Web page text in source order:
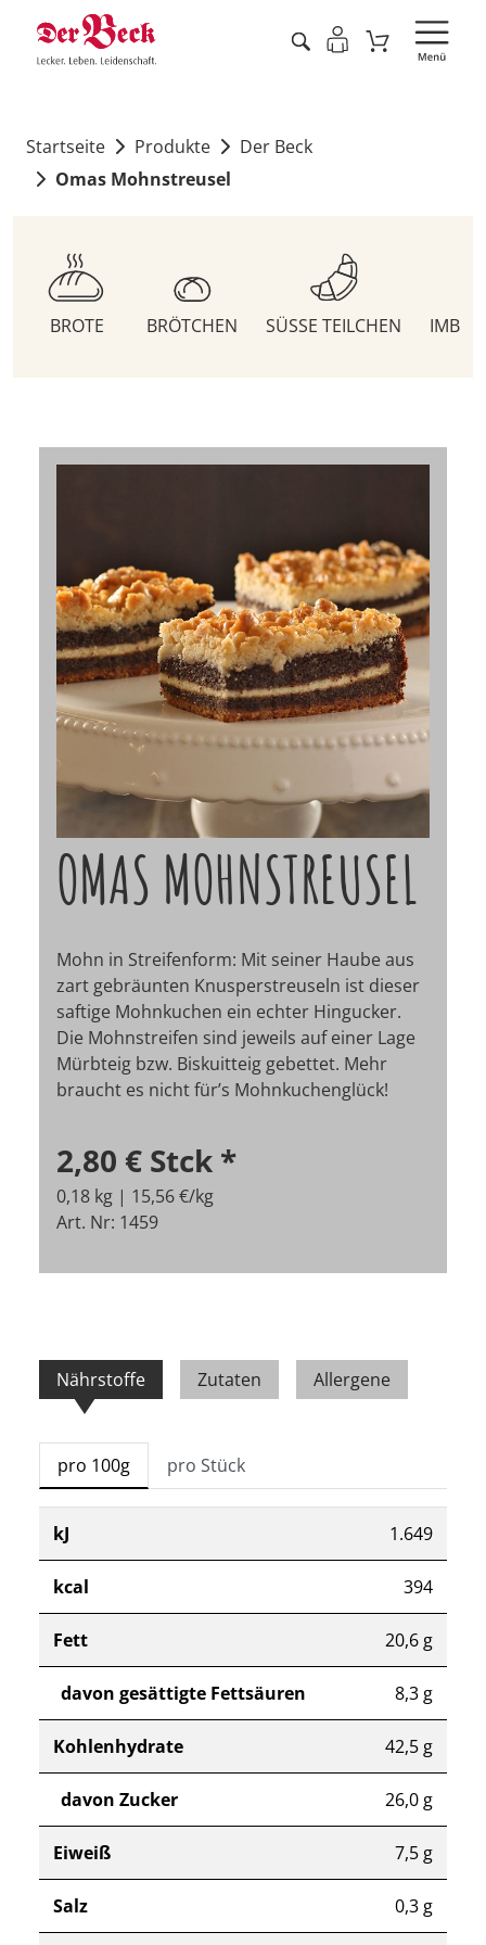
Startseite Produkte
Der Beck
Omas Mohnstreusel
BROTE BRÖTCHEN SÜSSE TEILCHEN
OMAS MOHNSTREUSEL
Mohn in Streifenform: Mit seiner Haube aus
zart gebräunten Knusperstreuseln ist dieser
saftige Mohnkuchen ein echter Hingucker.
Die Mohnstreifen sind jeweils auf einer Lage
Mürbteig bzw. Biskuitteig gebettet. Mehr
braucht es nicht für’s Mohnkuchenglück!
2,80 € Stck *
0,18 kg | 15,56 €/kg
Art. Nr: 1459
Nährstoffe Zutaten Allergene
pro 100g pro Stück
kJ 1.649
kcal 394
Fett 20,6 g
davon gesättigte Fettsäuren 8,3 g
Kohlenhydrate 42,5 g
davon Zucker 26,0 g
Eiweiß 7,5 g
Salz 0,3 g